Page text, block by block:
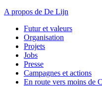
A propos de De Lijn
Futur et valeurs
Organisation
Projets
Jobs
Presse
Campagnes et actions
En route vers moins de